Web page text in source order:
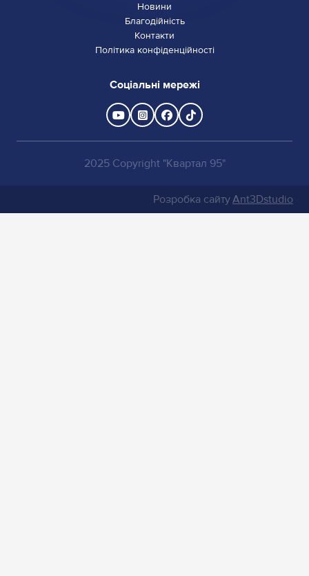
Новини
Благодійність
Контакти
Політика конфіденційності
Соціальні мережі
2025 Copyright "Квартал 95"
Розробка сайтуAnt3Dstudio